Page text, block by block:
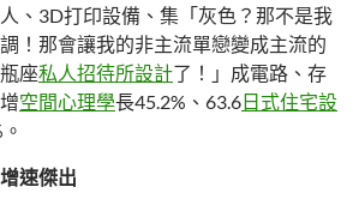
、3D打印設備、集「灰色？那不是我
！那會讓我的非主流單戀變成主流的
座私人招待所設計了！」成電路、存
空間心理學長45.2%、63.6日式住宅設
速傑出